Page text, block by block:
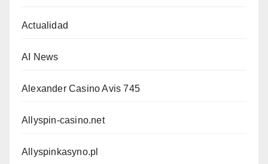
Actualidad
AI News
Alexander Casino Avis 745
Allyspin-casino.net
Allyspinkasyno.pl